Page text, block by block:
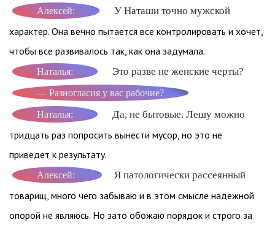
Алексей: У Наташи точно мужской
характер. Она вечно пытается все контролировать и хочет,
чтобы все развивалось так, как она задумала.
Наталья: Это разве не женские черты?
— Разногласия у вас рабочие?
Наталья: Да, не бытовые. Лешу можно
тридцать раз попросить вынести мусор, но это не
приведет к результату.
Алексей: Я патологически рассеянный
товарищ, много чего забываю и в этом смысле надежной
опорой не являюсь. Но зато обожаю порядок и строго за